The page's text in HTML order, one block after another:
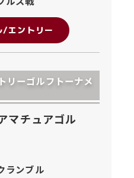
/エントリー
リーゴルフトーナメ
チュアゴル
ランブル